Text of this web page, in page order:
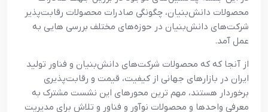
محصولات دانش‌بنیان، چگونگی صادرات محصولات رقابت‌پذیر
شرکت‌های دانش‌بنیان در حوزه‌های مختلف بررسی هایی به
عمل آمد.
از آنجا که که محصولات شرکت‌های دانش‌بنیان و فناور تولید
ایران در بازارهای جهانی از کیفیت، قیمت و رقابت‌پذیری
برخوردار هستند، مهم ترین محورهای این نشست مشترک به
معرفی واحدها و محصولات نوآور و فناور و تلاش برای مدیریت